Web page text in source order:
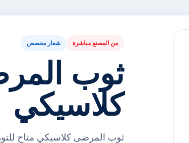
من المصنع مباشرة شعار مخصص
ثوب
كلاسيكي
ثوب المرضى كلاسيكي متاح